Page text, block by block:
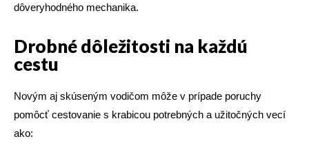
dôveryhodného mechanika.
Drobné dôležitosti na každú
cestu
Novým aj skúseným vodičom môže v prípade poruchy
pomôcť cestovanie s krabicou potrebných a užitočných vecí
ako: